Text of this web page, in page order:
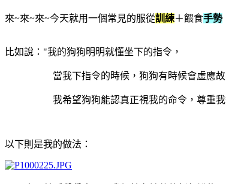
來~來~來~今天就用一個常見的服從訓練＋餵食手勢
比如說："我的狗狗明明就懂坐下的指令，
當我下指令的時候，狗狗有時候會虛應故事
我希望狗狗能認真正視我的命令，尊重我
以下則是我的做法：